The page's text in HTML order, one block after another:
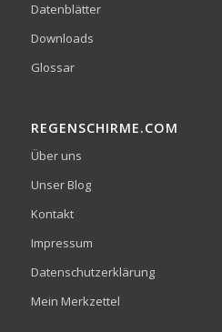
Datenblätter
Downloads
Glossar
REGENSCHIRME.COM
Über uns
Unser Blog
Kontakt
Impressum
Datenschutzerklärung
Mein Merkzettel